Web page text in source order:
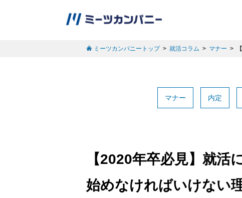
ミーツカンパニートップ 就活コラム マナー
マナー 内定
【2020年卒必見】就活
始めなければいけない